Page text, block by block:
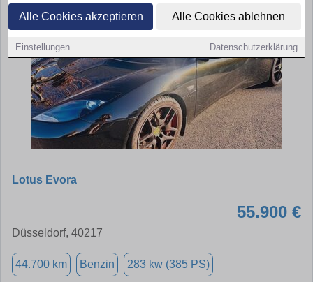
Alle Cookies akzeptieren Alle Cookies ablehnen
Einstellungen Datenschutzerklärung
Lotus Evora
55.900 €
Düsseldorf, 40217
44.700 km Benzin 283 kw (385 PS)